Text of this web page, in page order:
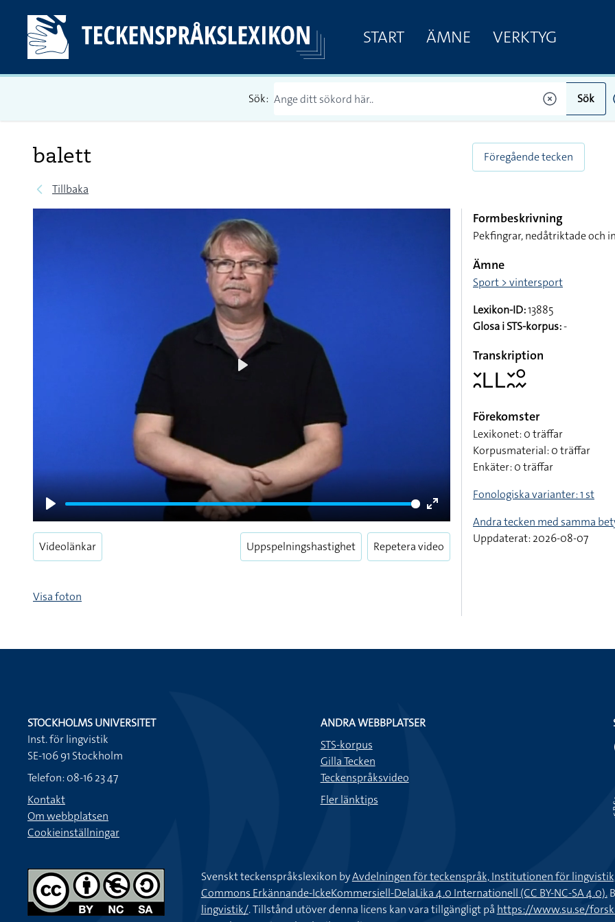
START ÄMNE VERKTYG
Sök: Sök
balett
Tillbaka
Föregående tecken
Play
Enter
fullscreen
Videolänkar Uppspelningshastighet Repetera video
Visa foton
Formbeskrivning
Pekfingrar, nedåtriktade och
Ämne
Sport > vintersport
Lexikon-ID:13885
Glosa i STS-korpus:-
Transkription
􌥖􌥘􌥈􌥈􌥖􌥘􌥰􌦌
Förekomster
Lexikonet: 0 träffar
Korpusmaterial: 0 träffar
Enkäter: 0 träffar
Fonologiska varianter: 1 st
Andra tecken med samma
Uppdaterat: 2026-08-07
STOCKHOLMS UNIVERSITET
Inst. för lingvistik
SE-106 91 Stockholm
Telefon: 08-16 23 47
Kontakt
Om webbplatsen
Cookieinställningar
ANDRA WEBBPLATSER
STS-korpus
Gilla Tecken
Teckenspråksvideo
Fler länktips
Svenskt teckenspråkslexikon byAvdelningen för teckenspråk, Institutionen för
Commons Erkännande-IckeKommersiell-DelaLika 4.0 Internationell (CC BY-NC-SA 4.0).
lingvistik/. Tillstånd utöver denna licens kan vara tillgängligt på https://www.su.se/